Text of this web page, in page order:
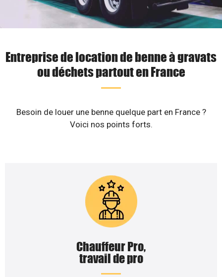
Entreprise de location de benne à gravats
ou déchets partout en France
Besoin de louer une benne quelque part en France ?
Voici nos points forts.
Chauffeur Pro,
travail de pro